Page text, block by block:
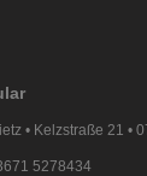
• Kelzstraße 21 •
5278434